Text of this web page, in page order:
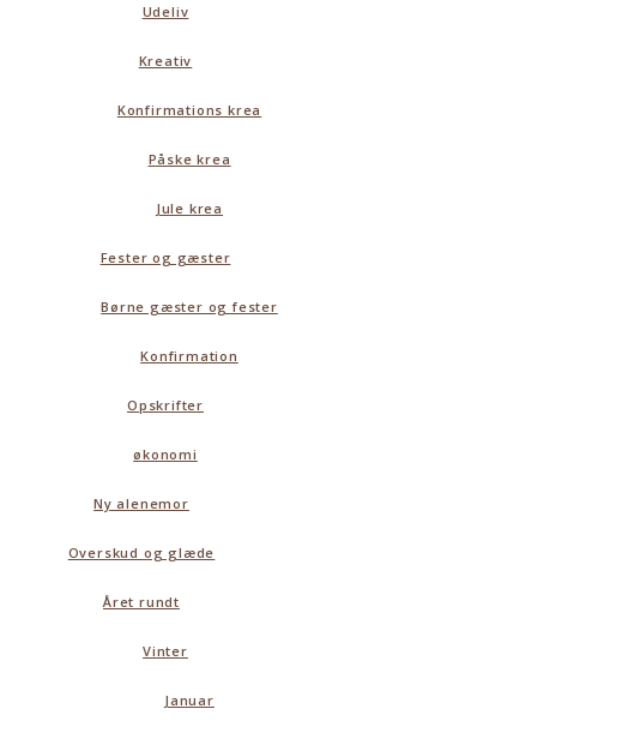
Udeliv
Kreativ
Konfirmations krea
Påske krea
Jule krea
Fester og gæster
Børne gæster og fester
Konfirmation
Opskrifter
økonomi
Ny alenemor
Overskud og glæde
Året rundt
Vinter
Januar